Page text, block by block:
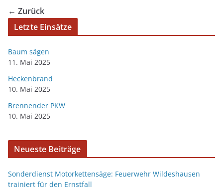
← Zurück
Letzte Einsätze
Baum sägen
11. Mai 2025
Heckenbrand
10. Mai 2025
Brennender PKW
10. Mai 2025
Neueste Beiträge
Sonderdienst Motorkettensäge: Feuerwehr Wildeshausen
trainiert für den Ernstfall